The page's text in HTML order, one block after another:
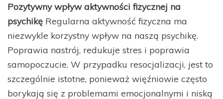
Pozytywny wpływ aktywności fizycznej na
psychikę Regularna aktywność fizyczna ma
niezwykle korzystny wpływ na naszą psychikę.
Poprawia nastrój, redukuje stres i poprawia
samopoczucie. W przypadku resocjalizacji, jest to
szczególnie istotne, ponieważ więźniowie często
borykają się z problemami emocjonalnymi i niską